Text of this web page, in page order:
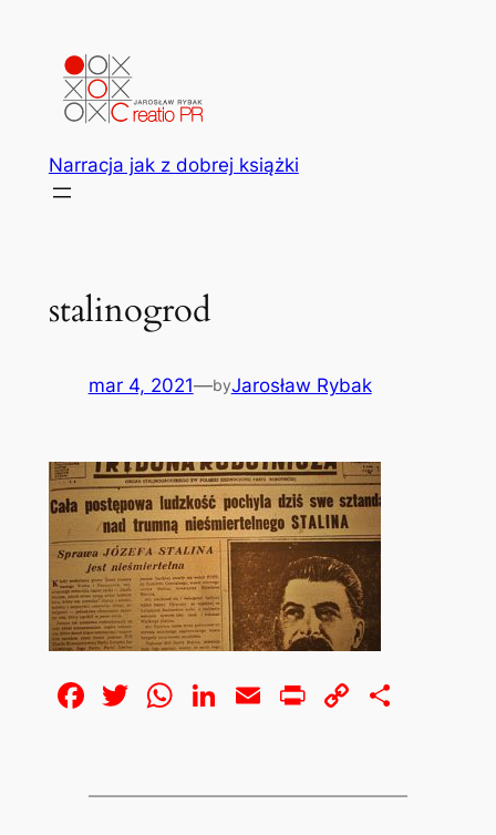
Narracja jak z dobrej książki
stalinogrod
mar 4, 2021—byJarosław Rybak
Facebook
Twitter
WhatsApp
LinkedIn
EmailPrintCopy